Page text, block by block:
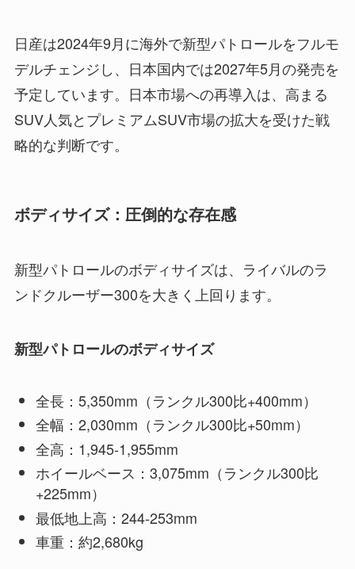
日産は2024年9月に海外で新型パトロールをフルモ
デルチェンジし、日本国内では2027年5月の発売を
予定しています。日本市場への再導入は、高まる
SUV人気とプレミアムSUV市場の拡大を受けた戦
略的な判断です。
ボディサイズ：圧倒的な存在感
新型パトロールのボディサイズは、ライバルのラ
ンドクルーザー300を大きく上回ります。
新型パトロールのボディサイズ
全長：5,350mm（ランクル300比+400mm）
全幅：2,030mm（ランクル300比+50mm）
全高：1,945-1,955mm
ホイールベース：3,075mm（ランクル300比
+225mm）
最低地上高：244-253mm
車重：約2,680kg